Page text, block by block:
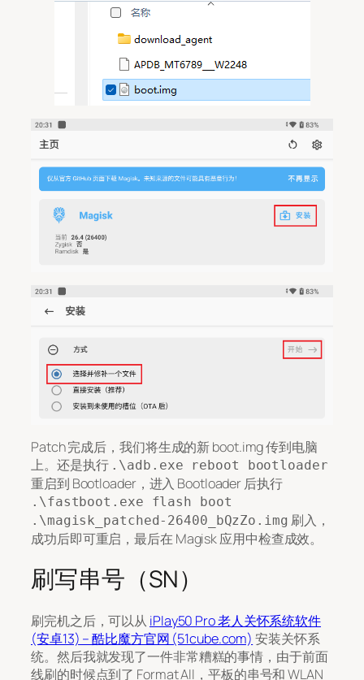
Patch 完成后，我们将生成的新 boot.img 传到电脑
上。还是执行 .\adb.exe reboot bootloader
重启到 Bootloader，进入 Bootloader 后执行
.\fastboot.exe flash boot
.\magisk_patched-26400_bQzZo.img 刷入，
成功后即可重启，最后在 Magisk 应用中检查成效。
刷写串号（SN）
刷完机之后，可以从 iPlay50 Pro 老人关怀系统软件
(安卓13) – 酷比魔方官网 (51cube.com) 安装关怀系
统。然后我就发现了一件非常糟糕的事情，由于前面
线刷的时候点到了 Format All，平板的串号和 WLAN